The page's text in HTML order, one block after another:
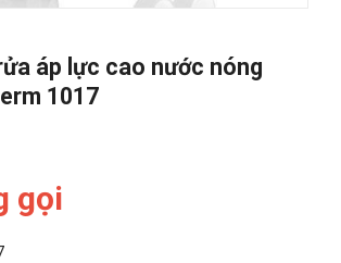
áp lực cao nước nóng
1017
gọi